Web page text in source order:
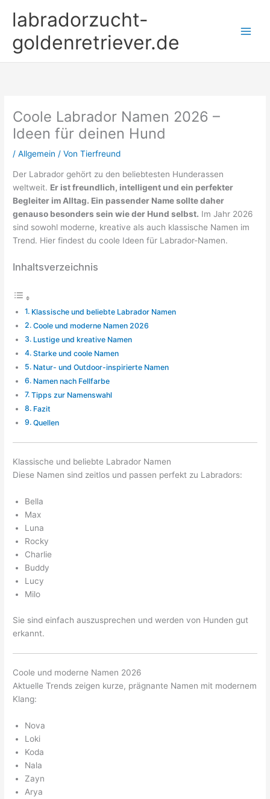
Inhaltlabradorzucht-
goldenretriever.de
Coole Labrador Namen 2026 –
Ideen für deinen Hund
/Allgemein / VonTierfreund
Der Labrador gehört zu den beliebtesten Hunderassen
weltweit. Er ist freundlich, intelligent und ein perfekter
Begleiter im Alltag. Ein passender Name sollte daher
genauso besonders sein wie der Hund selbst. Im Jahr 2026
sind sowohl moderne, kreative als auch klassische Namen im
Trend. Hier findest du coole Ideen für Labrador-Namen.
Inhaltsverzeichnis
Klassische und beliebte Labrador Namen
Coole und moderne Namen 2026
Lustige und kreative Namen
Starke und coole Namen
Natur- und Outdoor-inspirierte Namen
Namen nach Fellfarbe
Tipps zur Namenswahl
Fazit
Quellen
Klassische und beliebte Labrador Namen
Diese Namen sind zeitlos und passen perfekt zu Labradors:
Bella
Max
Luna
Rocky
Charlie
Buddy
Lucy
Milo
Sie sind einfach auszusprechen und werden von Hunden gut
erkannt.
Coole und moderne Namen 2026
Aktuelle Trends zeigen kurze, prägnante Namen mit modernem
Klang:
Nova
Loki
Koda
Nala
Zayn
Arya